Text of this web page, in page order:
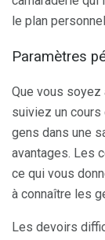
le plan
Paramètres
Que vous soyez
suiviez un
gens dans une
avantages. Les
ce qui vous
à connaître les
Les devoirs